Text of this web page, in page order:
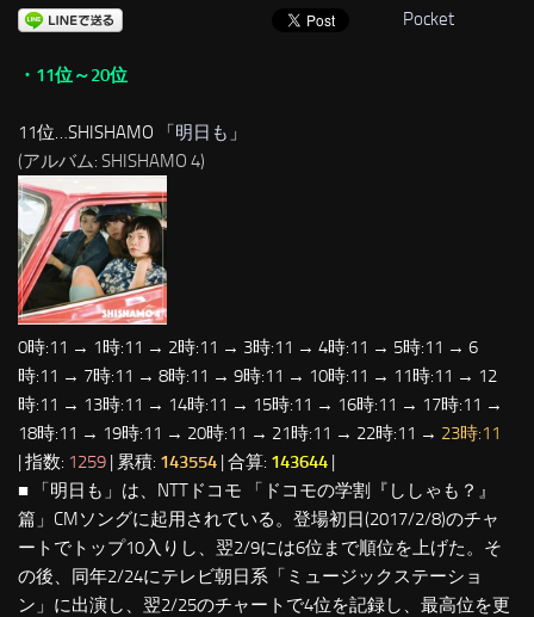
Pocket
・11位～20位
11位…SHISHAMO 「明日も 」
(アルバム: SHISHAMO 4)
0時:11 → 1時:11 → 2時:11 → 3時:11 → 4時:11 → 5時:11 → 6
時:11 → 7時:11 → 8時:11 → 9時:11 → 10時:11 → 11時:11 → 12
時:11 → 13時:11 → 14時:11 → 15時:11 → 16時:11 → 17時:11 →
18時:11 → 19時:11 → 20時:11 → 21時:11 → 22時:11 → 23時:11
| 指数: 1259 | 累積: 143554 | 合算: 143644 |
■ 「明日も」は、NTTドコモ 「ドコモの学割『ししゃも？』
篇」CMソングに起用されている。登場初日(2017/2/8)のチャ
ートでトップ10入りし、翌2/9には6位まで順位を上げた。そ
の後、同年2/24にテレビ朝日系「ミュージックステーショ
ン」に出演し、翌2/25のチャートで4位を記録し、最高位を更